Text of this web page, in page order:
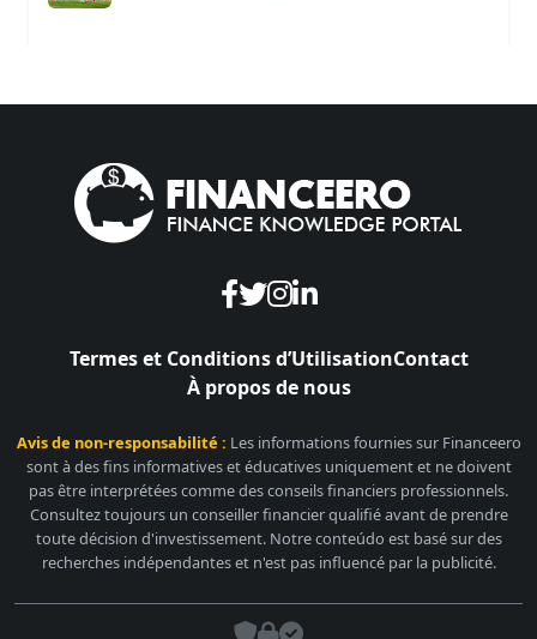
Termes et Conditions d’UtilisationContact
À propos de nous
Avis de non-responsabilité : Les informations fournies sur Financeero
sont à des fins informatives et éducatives uniquement et ne doivent
pas être interprétées comme des conseils financiers professionnels.
Consultez toujours un conseiller financier qualifié avant de prendre
toute décision d'investissement. Notre conteúdo est basé sur des
recherches indépendantes et n'est pas influencé par la publicité.